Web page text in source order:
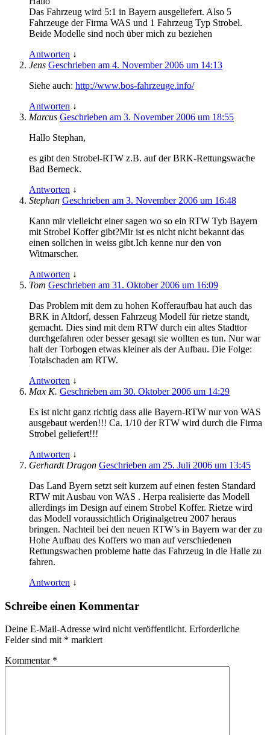
Das Fahrzeug wird 5:1 in Bayern ausgeliefert. Also 5
Fahrzeuge der Firma WAS und 1 Fahrzeug Typ Strobel.
Beide Modelle sind noch über mich zu beziehen
Antworten ↓
Jens Geschrieben am 4. November 2006 um 14:13
Siehe auch: http://www.bos-fahrzeuge.info/
Antworten ↓
Marcus Geschrieben am 3. November 2006 um 18:55
Hallo Stephan,
es gibt den Strobel-RTW z.B. auf der BRK-Rettungswache
Bad Berneck.
Antworten ↓
Stephan Geschrieben am 3. November 2006 um 16:48
Kann mir vielleicht einer sagen wo so ein RTW Tyb Bayern
mit Strobel Koffer gibt?Mir ist es nicht nicht bekannt das
einen sollchen in weiss gibt.Ich kenne nur den von
Witmarscher.
Antworten ↓
Tom Geschrieben am 31. Oktober 2006 um 16:09
Das Problem mit dem zu hohen Kofferaufbau hat auch das
BRK in Altdorf, dessen Fahrzeug Modell für rietze standt,
gemacht. Dies sind mit dem RTW durch ein altes Stadttor
durchgefahren oder besser gesagt sie wollten es tun. Nur war
halt der Torbogen etwas kleiner als der Aufbau. Die Folge:
Totalschaden am RTW.
Antworten ↓
Max K. Geschrieben am 30. Oktober 2006 um 14:29
Es ist nicht ganz richtig dass alle Bayern-RTW nur von WAS
ausgebaut werden!!! Ca. 1/10 der RTW wird durch die Firma
Strobel geliefert!!!
Antworten ↓
Gerhardt Dragon Geschrieben am 25. Juli 2006 um 13:45
Das Land Byern setzt seit kurzem auf einen festen Standard
RTW mit Ausbau von WAS . Herpa realisierte das Modell
allerdings im Design auf einem Strobel Koffer. Rietze wird
das Modell voraussichtlich Originalgetreu 2007 heraus
bringen. Nachteil bei den neuen RTW’s in Bayern war der zu
Hohe Aufbau des Koffers wo man auf verschiedenen
Rettungswachen probleme hatte das Fahrzeug in die Halle zu
fahren.
Antworten ↓
Schreibe einen Kommentar
Deine E-Mail-Adresse wird nicht veröffentlicht. Erforderliche
Felder sind mit * markiert
Kommentar *